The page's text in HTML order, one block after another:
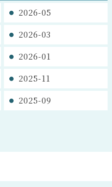
2026-05
2026-03
2026-01
2025-11
2025-09